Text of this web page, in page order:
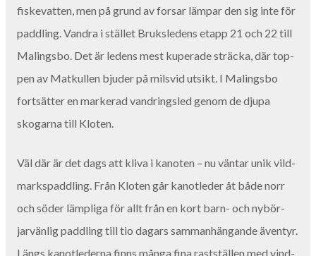
fiske­vat­ten, men på grund av for­sar läm­par den sig inte för
pad­dling. Van­dra i stäl­let Bruk­sle­dens etapp 21 och 22 till
Mal­ings­bo. Det är ledens mest kuper­ade sträc­ka, där top­
pen av Matkullen bjud­er på milsvid utsikt. I Mal­ings­bo
fort­sät­ter en mark­er­ad van­dringsled genom de dju­pa
skog­a­r­na till Kloten.
Väl där är det dags att kli­va i kan­oten – nu vän­tar unik vild­
markspad­dling. Från Kloten går kan­otled­er åt både norr
och söder lämpli­ga för allt från en kort barn- och nybör­
jarvän­lig pad­dling till tio dagars sam­man­hän­gande även­tyr.
Längs kan­otled­er­na finns mån­ga fina rast­ställen med vin­d­